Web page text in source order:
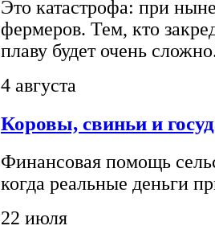
Это катастрофа: при
фермеров. Тем, кто
плаву будет очень
4 августа
Коровы, свиньи и
Финансовая помощь
когда реальные деньги
22 июля